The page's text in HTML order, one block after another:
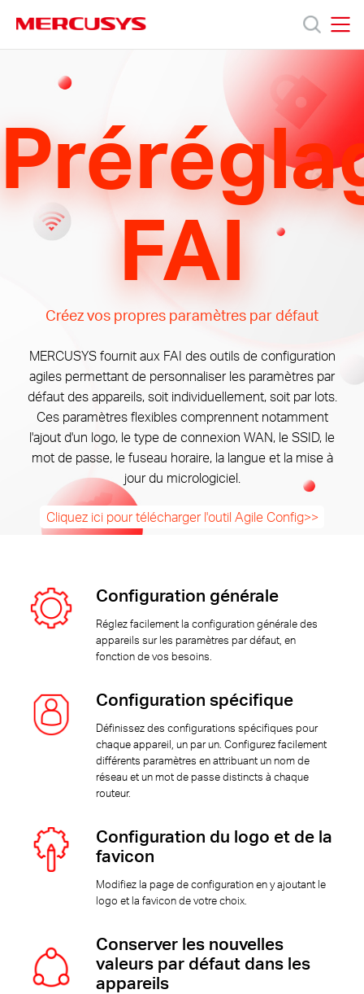
propos
Mercusys
Canada
Français
FAI
Créez vos propres paramètres par défaut
MERCUSYS fournit aux FAI des outils de configuration
agiles permettant de personnaliser les paramètres par
défaut des appareils, soit individuellement, soit par lots.
Ces paramètres flexibles comprennent notamment
l'ajout d'un logo, le type de connexion WAN, le SSID, le
mot de passe, le fuseau horaire, la langue et la mise à
jour du micrologiciel.
Cliquez ici pour télécharger l'outil Agile Config>>
Configuration générale
Réglez facilement la configuration générale des
appareils sur les paramètres par défaut, en
fonction de vos besoins.
Configuration spécifique
Définissez des configurations spécifiques pour
chaque appareil, un par un. Configurez facilement
différents paramètres en attribuant un nom de
réseau et un mot de passe distincts à chaque
routeur.
Configuration du logo et de la
favicon
Modifiez la page de configuration en y ajoutant le
logo et la favicon de votre choix.
Conserver les nouvelles
valeurs par défaut dans les
appareils